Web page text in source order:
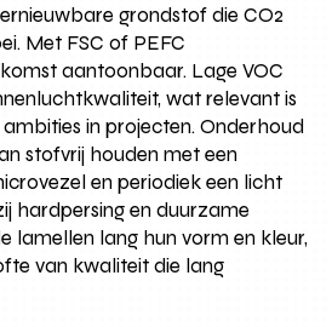
grondstof die CO2
Met FSC of PEFC
aantoonbaar. Lage VOC
wat relevant is
in projecten. Onderhoud
stofvrij houden met een
en periodiek een licht
hardpersing en duurzame
lamellen lang hun vorm en kleur,
van kwaliteit die lang